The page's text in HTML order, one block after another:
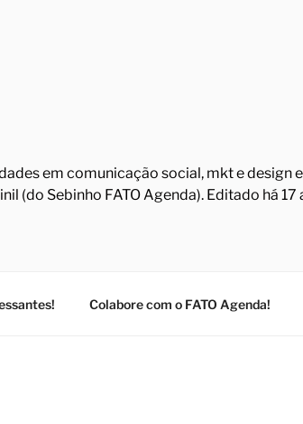
em comunicação social, mkt e design
(do Sebinho FATO Agenda). Editado há
Colabore com o FATO Agenda!